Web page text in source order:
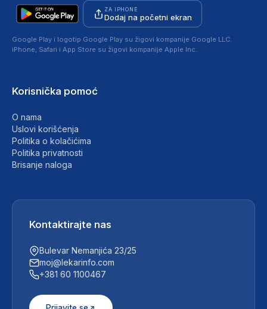
ZA IPHONE
Dodaj na početni ekran
Google Play i logotip Google Play su žigovi kompanije Google LLC.
iPhone, Safari i App Store su žigovi kompanije Apple Inc.
Korisnička pomoć
O nama
Uslovi korišćenja
Politika o kolačićima
Politika privatnosti
Brisanje naloga
Kontaktirajte nas
Bulevar Nemanjića 23/25
moj@lekarinfo.com
+381 60 1100467